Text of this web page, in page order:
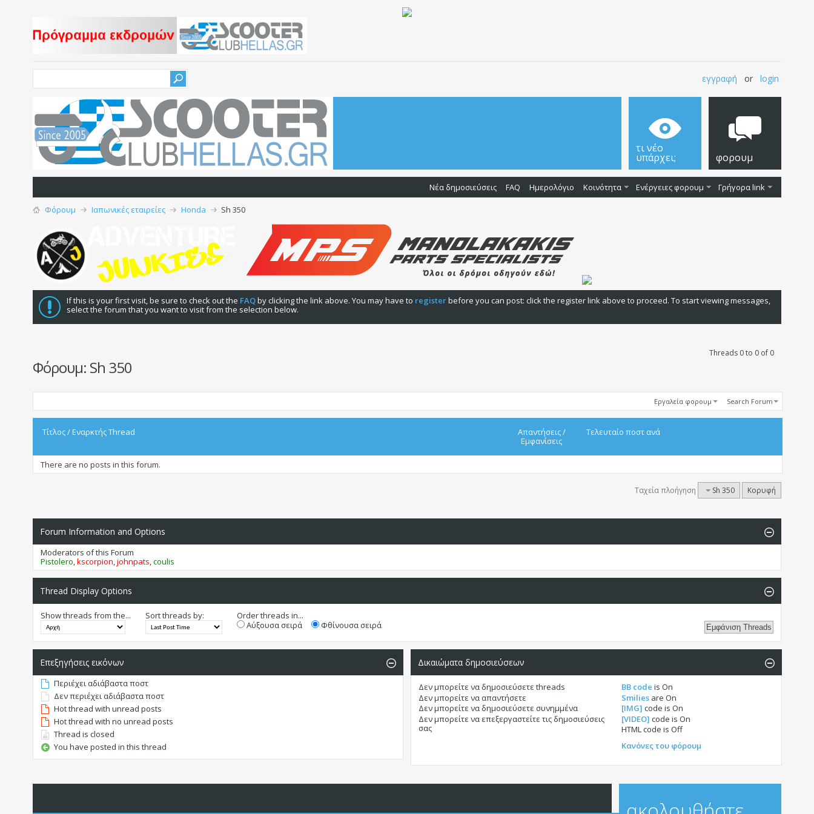
εγγραφή or login
τι νέο
υπάρχει; φορουμ
Νέα δημοσιεύσεις FAQ Ημερολόγιο Κοινότητα Ενέργειες φορουμ Γρήγορα link
Φόρουμ Ιαπωνικές εταιρείες Honda Sh 350
If this is your first visit, be sure to check out the FAQby clicking the link above. You may have to registerbefore you can post: click the register link above to proceed. To start viewing messages,
select the forum that you want to visit from the selection below.
Threads 0 to 0 of 0
Φόρουμ: Sh 350
Εργαλεία φορουμ Search Forum
Τίτλος/Εναρκτής Thread Απαντήσεις/
Εμφανίσεις
Τελευταίο ποστ ανά
There are no posts in this forum.
Ταχεία πλοήγηση Sh 350 Κορυφή
Forum Information and Options
Moderators of this Forum
Pistolero,kscorpion,johnpats,coulis
Thread Display Options
Show threads from the... Sort threads by:
Order threads in...
Αύξουσα σειρά
Φθίνουσα σειρά
Επεξηγήσεις εικόνων
Περιέχει αδιάβαστα ποστ
Δεν περιέχει αδιάβαστα ποστ
Hot thread with unread posts
Hot thread with no unread posts
Thread is closed
You have posted in this thread
Δικαιώματα δημοσιεύσεων
Δεν μπορείτε να δημοσιεύσετε threads
Δεν μπορείτε να απαντήσετε
Δεν μπορείτε να δημοσιεύσετε συνημμένα
Δεν μπορείτενα επεξεργαστείτε τις δημοσιεύσεις
σας
BB code is On
Smiliesare On
[IMG] code is On
[VIDEO] code is On
HTML code is Off
Κανόνες του φόρουμ